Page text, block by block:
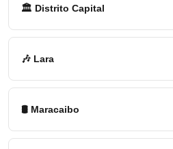
🏛 Distrito Capital
🎶 Lara
🛢 Maracaibo